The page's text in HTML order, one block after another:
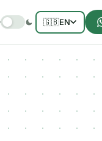
🇬🇧EN